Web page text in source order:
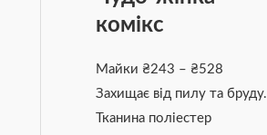
комікс
Майки ₴243 – ₴528
Захищає від пилу та бруду.
Тканина поліестер